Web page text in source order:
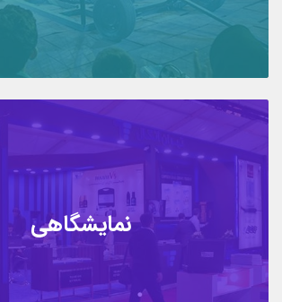
نمایشگاهی